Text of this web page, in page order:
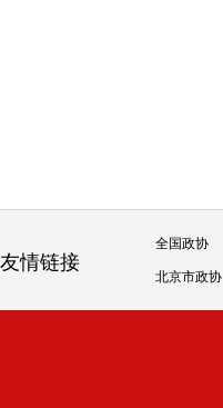
友情链接
全国政协
北京市政协